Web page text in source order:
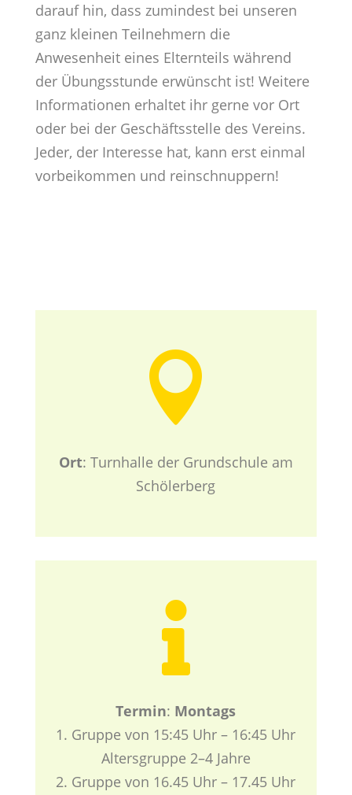
darauf hin, dass zumindest bei unseren
ganz kleinen Teilnehmern die
Anwesenheit eines Elternteils während
der Übungsstunde erwünscht ist! Weitere
Informationen erhaltet ihr gerne vor Ort
oder bei der Geschäftsstelle des Vereins.
Jeder, der Interesse hat, kann erst einmal
vorbeikommen und reinschnuppern!

Ort: Turnhalle der Grundschule am
Schölerberg

Termin: Montags
1. Gruppe von 15:45 Uhr – 16:45 Uhr
Altersgruppe 2–4 Jahre
2. Gruppe von 16.45 Uhr – 17.45 Uhr